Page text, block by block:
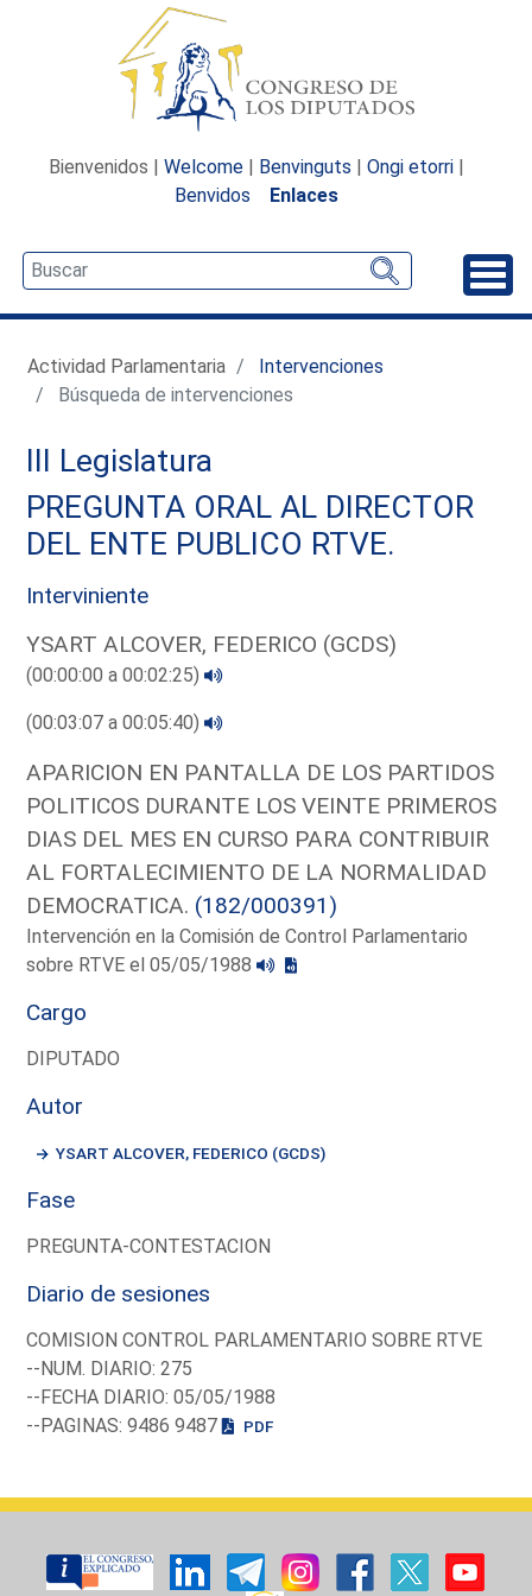
Bienvenidos | Welcome | Benvinguts | Ongi etorri |
Benvidos
Enlaces
Actividad Parlamentaria
Intervenciones
Búsqueda de intervenciones
III Legislatura
PREGUNTA ORAL AL DIRECTOR
DEL ENTE PUBLICO RTVE.
Interviniente
YSART ALCOVER, FEDERICO (GCDS)
(00:00:00 a 00:02:25)
(00:03:07 a 00:05:40)
APARICION EN PANTALLA DE LOS PARTIDOS
POLITICOS DURANTE LOS VEINTE PRIMEROS
DIAS DEL MES EN CURSO PARA CONTRIBUIR
AL FORTALECIMIENTO DE LA NORMALIDAD
DEMOCRATICA. (182/000391)
Intervención en la Comisión de Control Parlamentario
sobre RTVE el 05/05/1988
Cargo
DIPUTADO
Autor
YSART ALCOVER, FEDERICO (GCDS)
Fase
PREGUNTA-CONTESTACION
Diario de sesiones
COMISION CONTROL PARLAMENTARIO SOBRE RTVE
--NUM. DIARIO: 275
--FECHA DIARIO: 05/05/1988
--PAGINAS: 9486 9487
PDF